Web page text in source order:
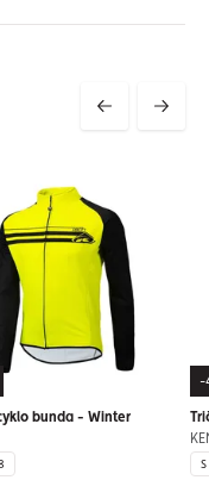
bunda - Winter
-
S